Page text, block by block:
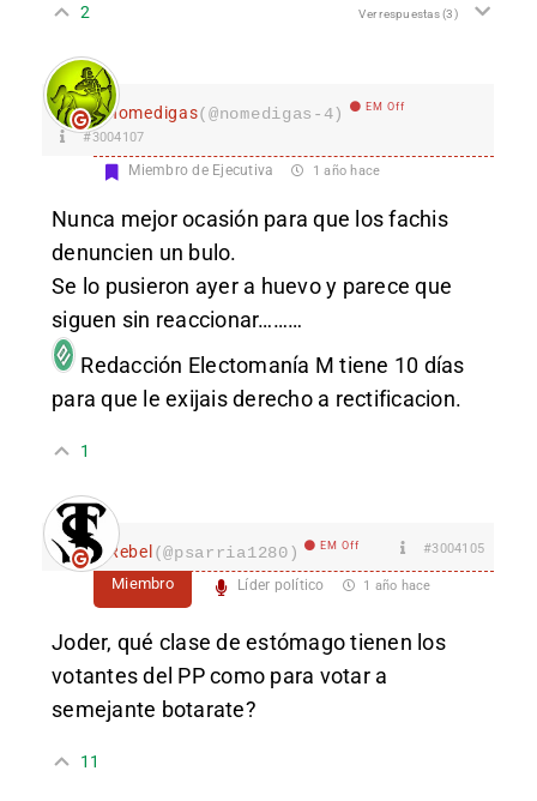
2 Ver respuestas(3)
nomedigas(@nomedigas-4) EM Off
#3004107
Miembro de Ejecutiva 1 año hace
Nunca mejor ocasión para que los fachis
denuncien un bulo.
Se lo pusieron ayer a huevo y parece que
siguen sin reaccionar………
Redacción Electomanía M tiene 10 días
para que le exijais derecho a rectificacion.
1
Rebel(@psarria1280) EM Off #3004105
Miembro Líder político 1 año hace
Joder, qué clase de estómago tienen los
votantes del PP como para votar a
semejante botarate?
11